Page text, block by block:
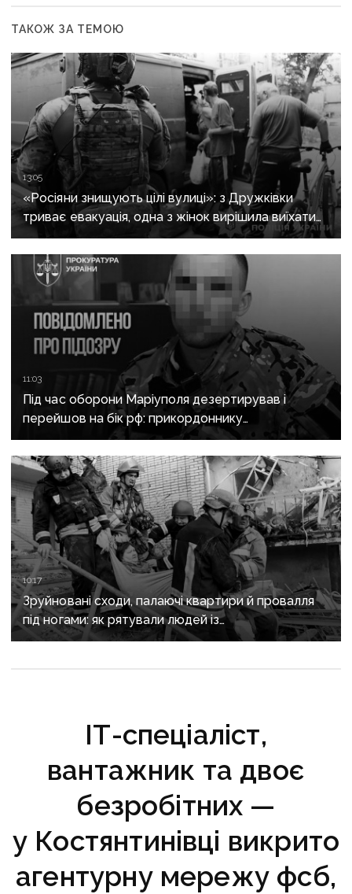
ТАКОЖ ЗА ТЕМОЮ
13:05
«Росіяни знищують цілі вулиці»: з Дружківки
триває евакуація, одна з жінок вирішила виїхати
після загибелі чоловіка
11:03
Під час оборони Маріуполя дезертирував і
перейшов на бік рф: прикордоннику
з «Азовсталі» повідомили про підозру
10:17
Зруйновані сходи, палаючі квартири й провалля
під ногами: як рятували людей із
багатоповерхівки в Краматорську
ІТ-спеціаліст,
вантажник та двоє
безробітних —
у Костянтинівці викрито
агентурну мережу фсб,